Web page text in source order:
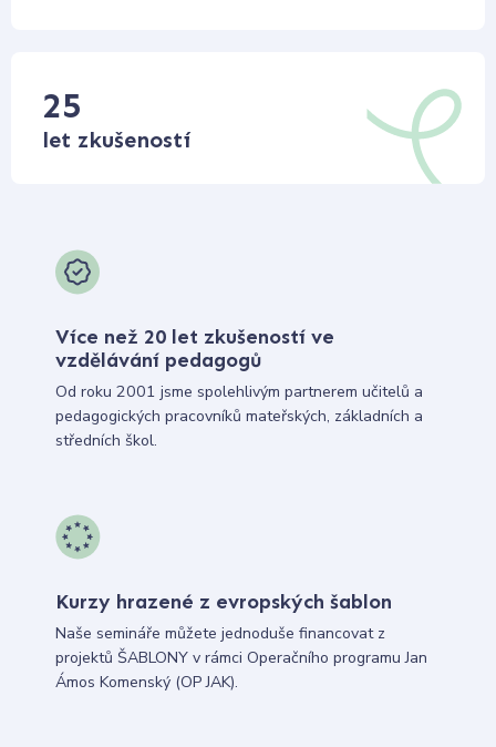
25
let zkušeností
Více než 20 let zkušeností ve
vzdělávání pedagogů
Od roku 2001 jsme spolehlivým partnerem učitelů a
pedagogických pracovníků mateřských, základních a
středních škol.
Kurzy hrazené z evropských šablon
Naše semináře můžete jednoduše financovat z
projektů ŠABLONY v rámci Operačního programu Jan
Ámos Komenský (OP JAK).